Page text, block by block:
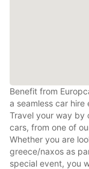
Benefit from
a seamless car
Travel your way by
cars, from one of
Whether you are
greece/naxos as
special event, you